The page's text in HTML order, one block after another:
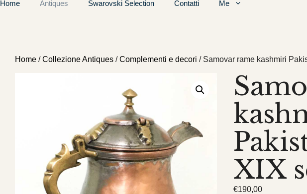
Home Antiques Swarovski Selection Contatti Me
Home /Collezione Antiques /Complementi e decori / Samovar rame kashmiri
XIX
€190,00